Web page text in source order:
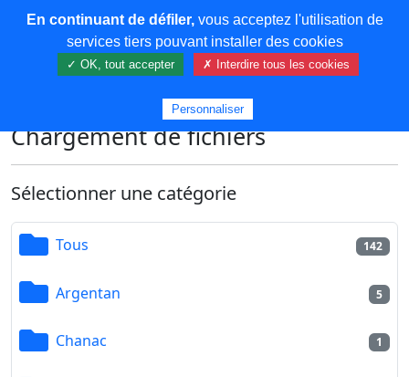
COREMA
Chargement de fichiers
Sélectionner une catégorie
Tous 142
Argentan 5
Chanac 1
En continuant de défiler,vous acceptez l'utilisation de
services tiers pouvant installer des cookies
✓ OK, tout accepter ✗ Interdire tous les cookies
Personnaliser